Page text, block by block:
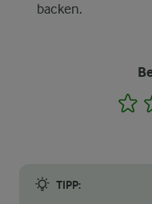
backen.
1
TIPP: